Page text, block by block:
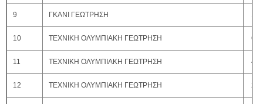
9 ΓΚΑΝΙ ΓΕΩΤΡΗΣΗ
10 ΤΕΧΝΙΚΗ ΟΛΥΜΠΙΑΚΗ ΓΕΩΤΡΗΣΗ 60
11 ΤΕΧΝΙΚΗ ΟΛΥΜΠΙΑΚΗ ΓΕΩΤΡΗΣΗ 40
12 ΤΕΧΝΙΚΗ ΟΛΥΜΠΙΑΚΗ ΓΕΩΤΡΗΣΗ 20